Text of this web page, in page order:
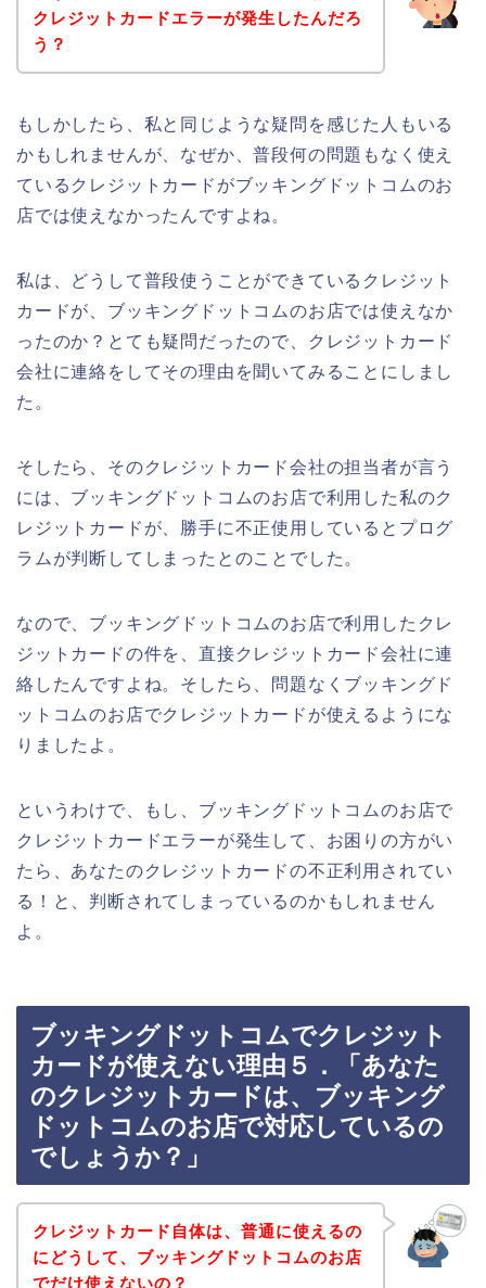
クレジットカードエラーが発生したんだろ
う？
もしかしたら、私と同じような疑問を感じた人もいる
かもしれませんが、なぜか、普段何の問題もなく使え
ているクレジットカードがブッキングドットコムのお
店では使えなかったんですよね。
私は、どうして普段使うことができているクレジット
カードが、ブッキングドットコムのお店では使えなか
ったのか？とても疑問だったので、クレジットカード
会社に連絡をしてその理由を聞いてみることにしまし
た。
そしたら、そのクレジットカード会社の担当者が言う
には、ブッキングドットコムのお店で利用した私のク
レジットカードが、勝手に不正使用しているとプログ
ラムが判断してしまったとのことでした。
なので、ブッキングドットコムのお店で利用したクレ
ジットカードの件を、直接クレジットカード会社に連
絡したんですよね。そしたら、問題なくブッキングド
ットコムのお店でクレジットカードが使えるようにな
りましたよ。
というわけで、もし、ブッキングドットコムのお店で
クレジットカードエラーが発生して、お困りの方がい
たら、あなたのクレジットカードの不正利用されてい
る！と、判断されてしまっているのかもしれません
よ。
ブッキングドットコムでクレジット
カードが使えない理由５．「あなた
のクレジットカードは、ブッキング
ドットコムのお店で対応しているの
でしょうか？」
クレジットカード自体は、普通に使えるの
にどうして、ブッキングドットコムのお店
でだけ使えないの？